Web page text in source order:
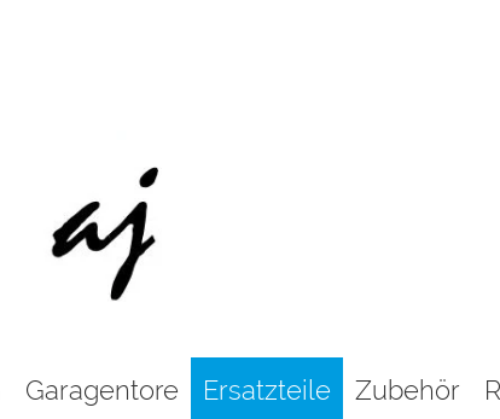
Garagentore Ersatzteile Zubehör